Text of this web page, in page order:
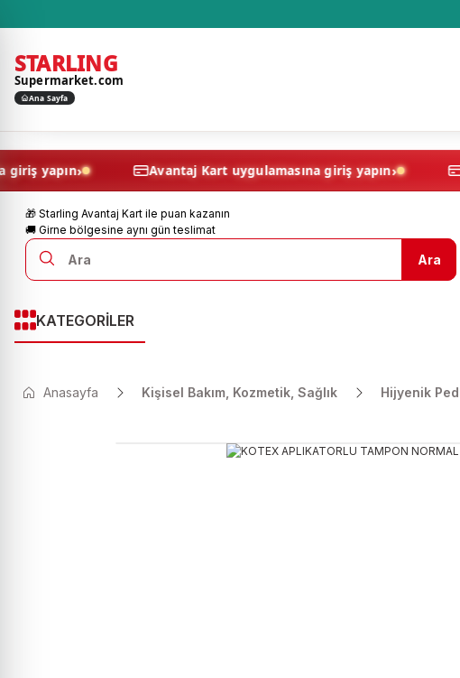
STARLING
Supermarket.com
Ana Sayfa
giriş yapın Avantaj Kart uygulamasına giriş yapın
🎁 Starling Avantaj Kart ile puan kazanın
🚚 Girne bölgesine aynı gün teslimat
Ara
KATEGORİLER
Anasayfa Kişisel Bakım, Kozmetik, Sağlık Hijyenik Ped